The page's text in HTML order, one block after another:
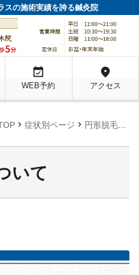
スの施術実績を誇る鍼灸院
event_available
WEB予約
location_on
アクセス
chevron_right 症状別ページ chevron_right 円形脱毛症
いて